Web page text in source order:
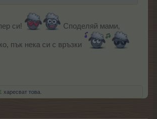
си! Споделяй мами,
пък нека си с връзки
харесват това.